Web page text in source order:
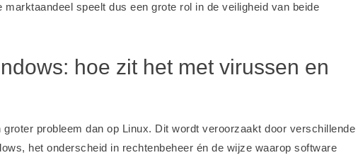
speelt dus een grote rol in de veiligheid van beide
hoe zit het met virussen en
probleem dan op Linux. Dit wordt veroorzaakt door verschillende
het onderscheid in rechtenbeheer én de wijze waarop software